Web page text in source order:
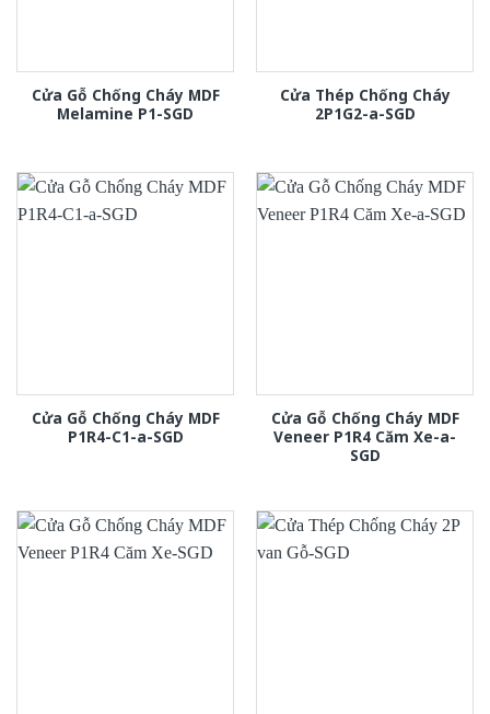
Cửa Gỗ Chống Cháy MDF
Melamine P1-SGD
Cửa Thép Chống Cháy
2P1G2-a-SGD
Cửa Gỗ Chống Cháy MDF
P1R4-C1-a-SGD
Cửa Gỗ Chống Cháy MDF
Veneer P1R4 Căm Xe-a-
SGD